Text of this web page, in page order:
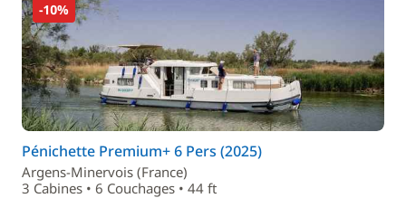
-10%
Pénichette Premium+ 6 Pers (2025)
Argens-Minervois (France)
3 Cabines • 6 Couchages • 44 ft